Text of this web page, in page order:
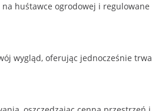
huśtawce ogrodowej i
wygląd, oferując jednocześnie